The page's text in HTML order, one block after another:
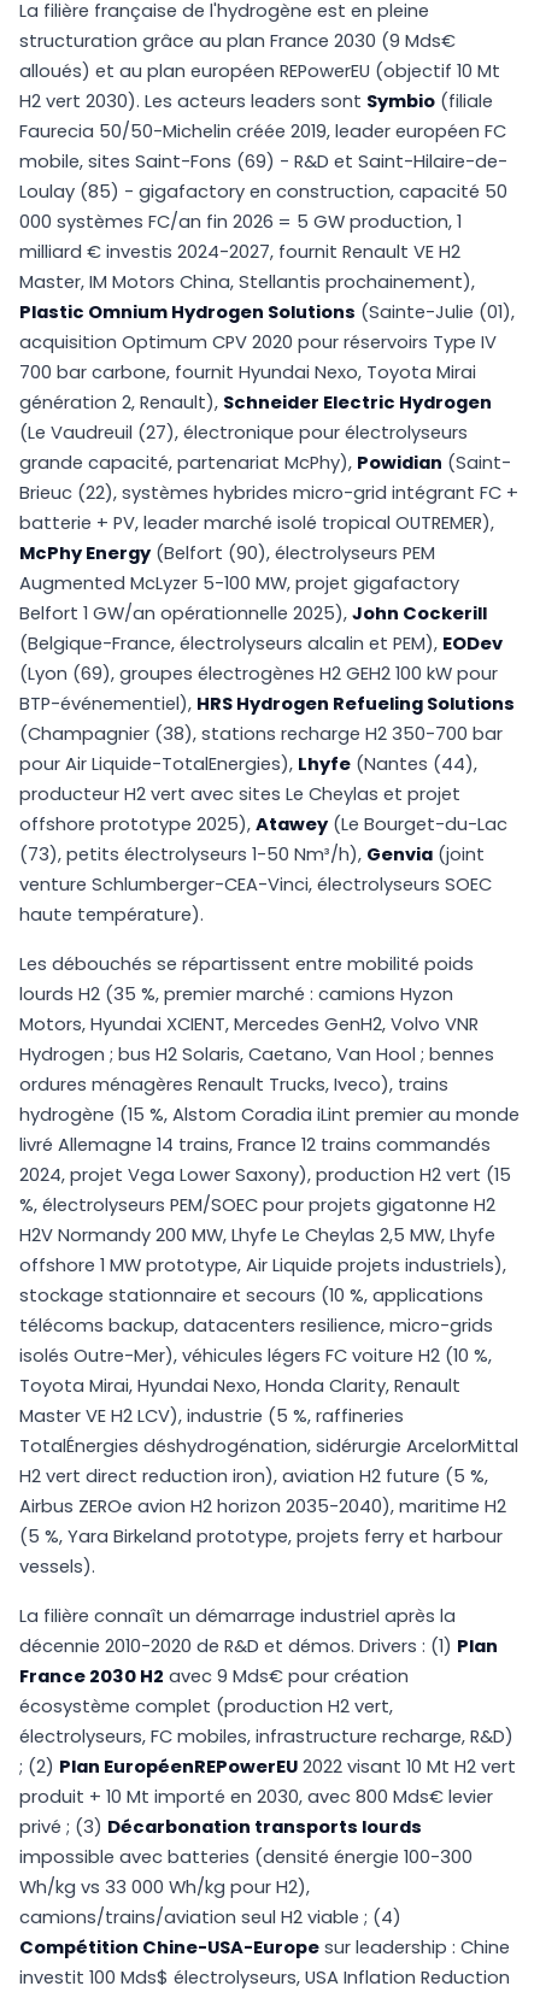
La filière française de l'hydrogène est en pleine
structuration grâce au plan France 2030 (9 Mds€
alloués) et au plan européen REPowerEU (objectif 10 Mt
H2 vert 2030). Les acteurs leaders sont Symbio (filiale
Faurecia 50/50-Michelin créée 2019, leader européen FC
mobile, sites Saint-Fons (69) - R&D et Saint-Hilaire-de-
Loulay (85) - gigafactory en construction, capacité 50
000 systèmes FC/an fin 2026 = 5 GW production, 1
milliard € investis 2024-2027, fournit Renault VE H2
Master, IM Motors China, Stellantis prochainement),
Plastic Omnium Hydrogen Solutions (Sainte-Julie (01),
acquisition Optimum CPV 2020 pour réservoirs Type IV
700 bar carbone, fournit Hyundai Nexo, Toyota Mirai
génération 2, Renault), Schneider Electric Hydrogen
(Le Vaudreuil (27), électronique pour électrolyseurs
grande capacité, partenariat McPhy), Powidian (Saint-
Brieuc (22), systèmes hybrides micro-grid intégrant FC +
batterie + PV, leader marché isolé tropical OUTREMER),
McPhy Energy(Belfort (90), électrolyseurs PEM
Augmented McLyzer 5-100 MW, projet gigafactory
Belfort 1 GW/an opérationnelle 2025), John Cockerill
(Belgique-France, électrolyseurs alcalin et PEM), EODev
(Lyon (69), groupes électrogènes H2 GEH2 100 kW pour
BTP-événementiel), HRS Hydrogen Refueling Solutions
(Champagnier (38), stations recharge H2 350-700 bar
pour Air Liquide-TotalEnergies), Lhyfe (Nantes (44),
producteur H2 vert avec sites Le Cheylas et projet
offshore prototype 2025), Atawey(Le Bourget-du-Lac
(73), petits électrolyseurs 1-50 Nm³/h), Genvia (joint
venture Schlumberger-CEA-Vinci, électrolyseurs SOEC
haute température).
Les débouchés se répartissent entre mobilité poids
lourds H2 (35 %, premier marché : camions Hyzon
Motors, Hyundai XCIENT, Mercedes GenH2, Volvo VNR
Hydrogen ; bus H2 Solaris, Caetano, Van Hool ; bennes
ordures ménagères Renault Trucks, Iveco), trains
hydrogène (15 %, Alstom Coradia iLint premier au monde
livré Allemagne 14 trains, France 12 trains commandés
2024, projet Vega Lower Saxony), production H2 vert (15
%, électrolyseurs PEM/SOEC pour projets gigatonne H2
H2V Normandy 200 MW, Lhyfe Le Cheylas 2,5 MW, Lhyfe
offshore 1 MW prototype, Air Liquide projets industriels),
stockage stationnaire et secours (10 %, applications
télécoms backup, datacenters resilience, micro-grids
isolés Outre-Mer), véhicules légers FC voiture H2 (10 %,
Toyota Mirai, Hyundai Nexo, Honda Clarity, Renault
Master VE H2 LCV), industrie (5 %, raffineries
TotalÉnergies déshydrogénation, sidérurgie ArcelorMittal
H2 vert direct reduction iron), aviation H2 future (5 %,
Airbus ZEROe avion H2 horizon 2035-2040), maritime H2
(5 %, Yara Birkeland prototype, projets ferry et harbour
vessels).
La filière connaît un démarrage industriel après la
décennie 2010-2020 de R&D et démos. Drivers : (1) Plan
France 2030 H2 avec 9 Mds€ pour création
écosystème complet (production H2 vert,
électrolyseurs, FC mobiles, infrastructure recharge, R&D)
; (2) Plan EuropéenREPowerEU 2022 visant 10 Mt H2 vert
produit + 10 Mt importé en 2030, avec 800 Mds€ levier
privé ; (3) Décarbonation transports lourds
impossible avec batteries (densité énergie 100-300
Wh/kg vs 33 000 Wh/kg pour H2),
camions/trains/aviation seul H2 viable ; (4)
Compétition Chine-USA-Europe sur leadership : Chine
investit 100 Mds$ électrolyseurs, USA Inflation Reduction